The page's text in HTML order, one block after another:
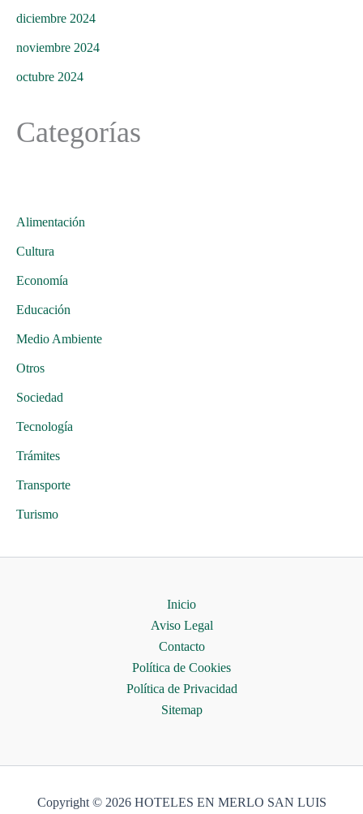
diciembre 2024
noviembre 2024
octubre 2024
Categorías
Alimentación
Cultura
Economía
Educación
Medio Ambiente
Otros
Sociedad
Tecnología
Trámites
Transporte
Turismo
Inicio
Aviso Legal
Contacto
Política de Cookies
Política de Privacidad
Sitemap
Copyright © 2026 HOTELES EN MERLO SAN LUIS